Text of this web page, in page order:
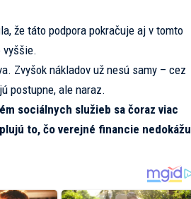
že táto podpora pokračuje aj v tomto
vyššie.
Zvyšok nákladov už nesú samy – cez
postupne, ale naraz.
sociálnych služieb sa čoraz viac
to, čo verejné financie nedokážu